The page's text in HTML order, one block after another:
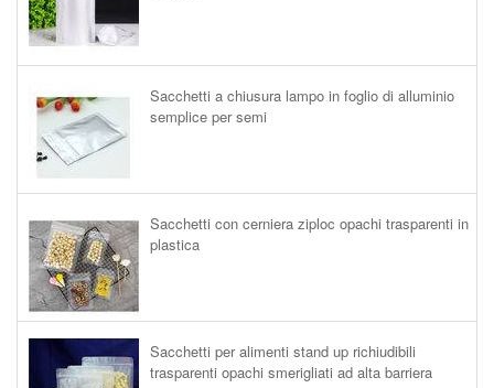
Sacchetti a chiusura lampo in foglio di alluminio
semplice per semi
Sacchetti con cerniera ziploc opachi trasparenti in
plastica
Sacchetti per alimenti stand up richiudibili
trasparenti opachi smerigliati ad alta barriera